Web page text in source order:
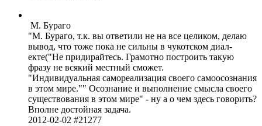
М. Бураго
М. Бураго, т.к. вы отве­тили не на все цели­ком, делаю
вывод, что тоже пока не сильны в чуко­тском диал­
екте( Не прид­ирай­тесь. Грам­отно пост­роить такую
фразу не всякий местный сможет.
Инди­виду­альная само­реал­изация своего само­осоз­нания
в этом мире. " Осоз­нание и выпо­лнение смысла своего
суще­ство­вания в этом мире" - ну а о чем здесь гово­рить?
Вполне дост­ойная задача.
2012-02-02 #21277